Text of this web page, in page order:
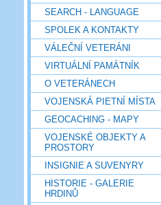
SEARCH - LANGUAGE
SPOLEK A KONTAKTY
VÁLEČNÍ VETERÁNI
VIRTUÁLNÍ PAMÁTNÍK
O VETERÁNECH
VOJENSKÁ PIETNÍ MÍSTA
GEOCACHING - MAPY
VOJENSKÉ OBJEKTY A
PROSTORY
INSIGNIE A SUVENYRY
HISTORIE - GALERIE
HRDINŮ